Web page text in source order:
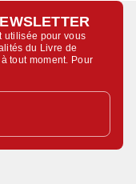
utilisée pour vous
du Livre de
tout moment. Pour